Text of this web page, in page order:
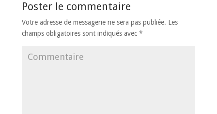
Poster le commentaire
Votre adresse de messagerie ne sera pas publiée. Les
champs obligatoires sont indiqués avec *